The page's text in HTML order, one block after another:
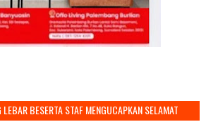
BESERTA STAF MENGUCAPKAN SELAMAT